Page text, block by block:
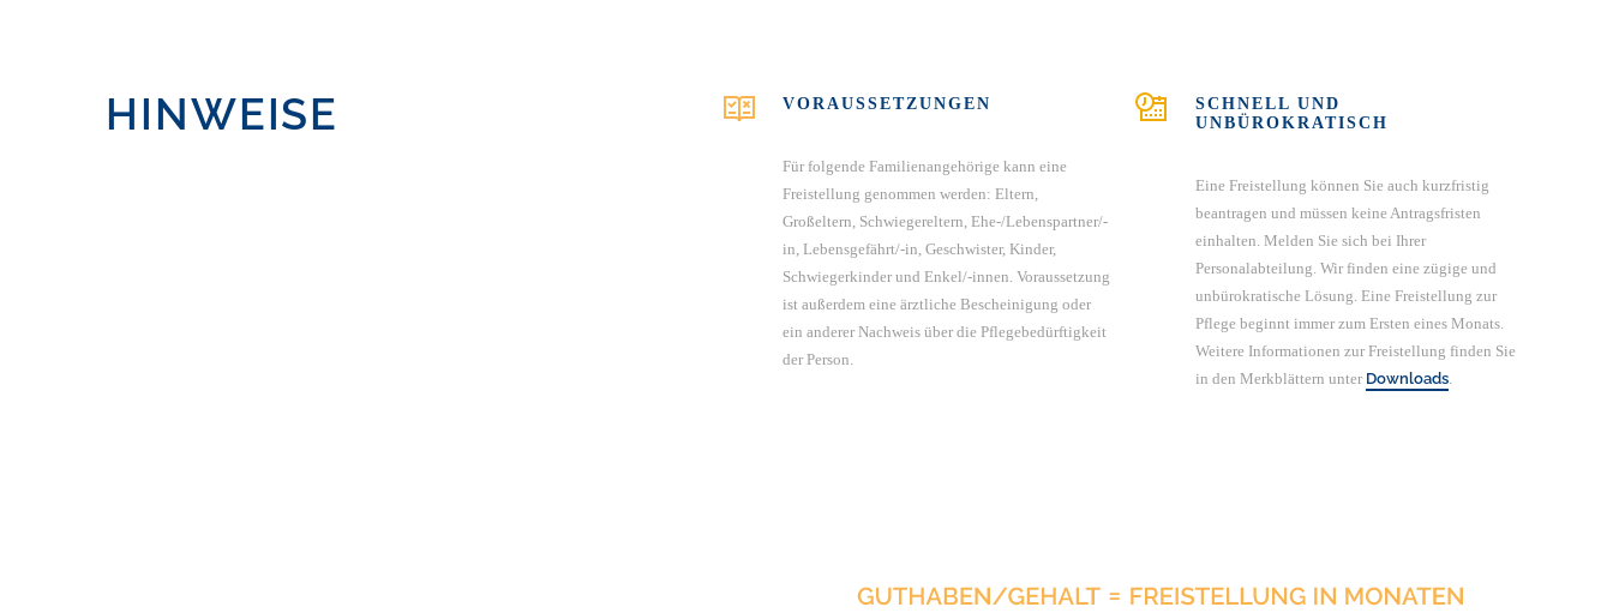
HINWEISE VORAUSSETZUNGEN
Für folgende Familienangehörige kann eine
Freistellung genommen werden: Eltern,
Großeltern, Schwiegereltern, Ehe-/Lebenspartner/-
in, Lebensgefährt/-in, Geschwister, Kinder,
Schwiegerkinder und Enkel/-innen. Voraussetzung
ist außerdem eine ärztliche Bescheinigung oder
ein anderer Nachweis über die Pflegebedürftigkeit
der Person.
SCHNELL UND
UNBÜROKRATISCH
Eine Freistellung können Sie auch kurzfristig
beantragen und müssen keine Antragsfristen
einhalten. Melden Sie sich bei Ihrer
Personalabteilung. Wir finden eine zügige und
unbürokratische Lösung. Eine Freistellung zur
Pflege beginnt immer zum Ersten eines Monats.
Weitere Informationen zur Freistellung finden Sie
in den Merkblättern unter Downloads.